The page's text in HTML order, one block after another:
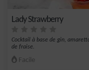
Lady Strawberry
Cocktail à base de gin,
de fraise.
Facile